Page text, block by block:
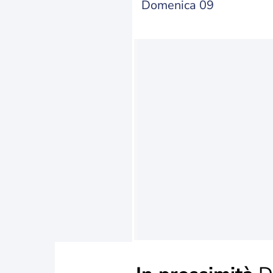
Domenica 09